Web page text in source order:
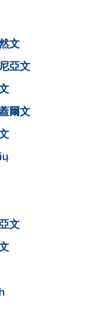
文
亞文
爾文
文